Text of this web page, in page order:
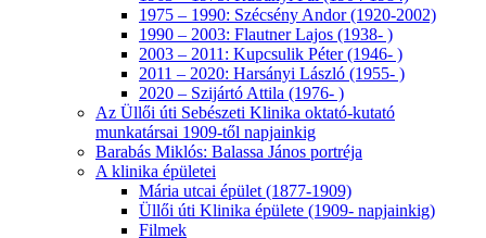
1975 – 1990: Szécsény Andor (1920-2002)
1990 – 2003: Flautner Lajos (1938- )
2003 – 2011: Kupcsulik Péter (1946- )
2011 – 2020: Harsányi László (1955- )
2020 – Szijártó Attila (1976- )
Az Üllői úti Sebészeti Klinika oktató-kutató
munkatársai 1909-től napjainkig
Barabás Miklós: Balassa János portréja
A klinika épületei
Mária utcai épület (1877-1909)
Üllői úti Klinika épülete (1909- napjainkig)
Filmek